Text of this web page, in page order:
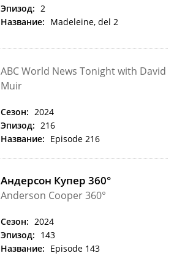
Эпизод: 2
Название: Madeleine, del 2
ABC World News Tonight with David
Muir
Сезон: 2024
Эпизод: 216
Название: Episode 216
Андерсон Купер 360°
Anderson Cooper 360°
Сезон: 2024
Эпизод: 143
Название: Episode 143